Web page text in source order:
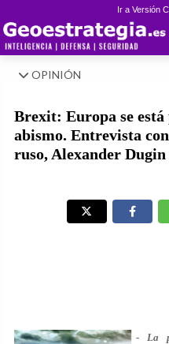
Ir a Versión
OPINIÓN
Brexit: Europa se
abismo. Entrevista
ruso, Alexander Dugin
- La